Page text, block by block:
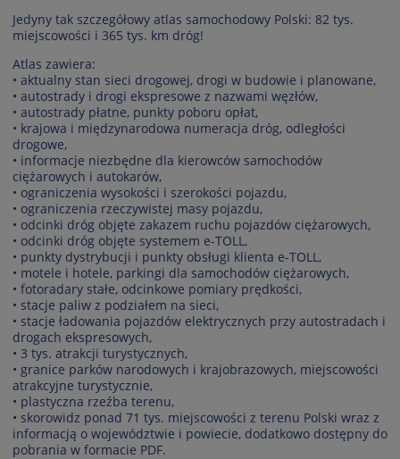
Jedyny tak szczegółowy atlas samochodowy Polski: 82 tys.
miejscowości i 365 tys. km dróg!
Atlas zawiera:
• aktualny stan sieci drogowej, drogi w budowie i planowane,
• autostrady i drogi ekspresowe z nazwami węzłów,
• autostrady płatne, punkty poboru opłat,
• krajowa i międzynarodowa numeracja dróg, odległości
drogowe,
• informacje niezbędne dla kierowców samochodów
ciężarowych i autokarów,
• ograniczenia wysokości i szerokości pojazdu,
• ograniczenia rzeczywistej masy pojazdu,
• odcinki dróg objęte zakazem ruchu pojazdów ciężarowych,
• odcinki dróg objęte systemem e-TOLL,
• punkty dystrybucji i punkty obsługi klienta e-TOLL,
• motele i hotele, parkingi dla samochodów ciężarowych,
• fotoradary stałe, odcinkowe pomiary prędkości,
• stacje paliw z podziałem na sieci,
• stacje ładowania pojazdów elektrycznych przy autostradach i
drogach ekspresowych,
• 3 tys. atrakcji turystycznych,
• granice parków narodowych i krajobrazowych, miejscowości
atrakcyjne turystycznie,
• plastyczna rzeźba terenu,
• skorowidz ponad 71 tys. miejscowości z terenu Polski wraz z
informacją o województwie i powiecie, dodatkowo dostępny do
pobrania w formacie PDF.